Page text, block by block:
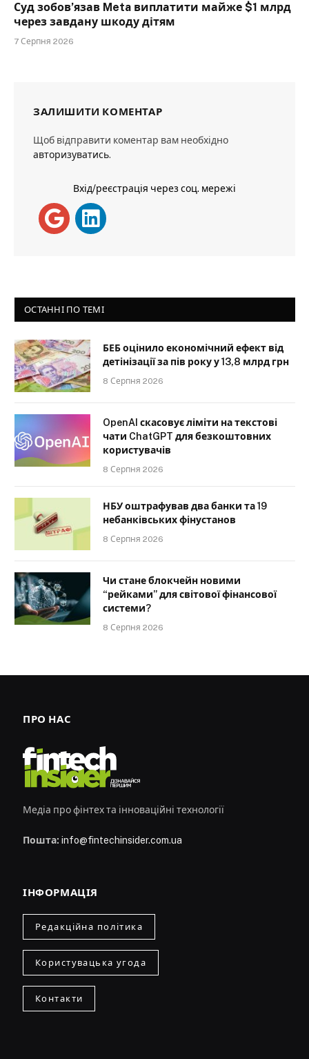
Суд зобов’язав Meta виплатити майже $1 млрд
через завдану шкоду дітям
7 Серпня 2026
ЗАЛИШИТИ КОМЕНТАР
Щоб відправити коментар вам необхідно
авторизуватись.
Вхід/реєстрація через соц. мережі
ОСТАННІ ПО ТЕМІ
БЕБ оцінило економічний ефект від
детінізації за пів року у 13,8 млрд грн
8 Серпня 2026
OpenAI скасовує ліміти на текстові
чати ChatGPT для безкоштовних
користувачів
8 Серпня 2026
НБУ оштрафував два банки та 19
небанківських фінустанов
8 Серпня 2026
Чи стане блокчейн новими
“рейками” для світової фінансової
системи?
8 Серпня 2026
ПРО НАС
Медіа про фінтех та інноваційні технології
Пошта: info@fintechinsider.com.ua
ІНФОРМАЦІЯ
Редакційна політика
Користувацька угода
Контакти